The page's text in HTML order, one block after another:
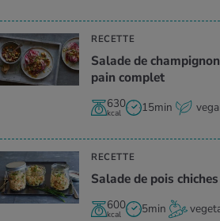
RECETTE
Salade de
pain complet
630
kcal 15min
RECETTE
Salade de pois
600
kcal 5min